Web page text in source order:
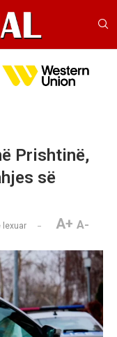
Prishtinë,
së
lexuar A+ A-